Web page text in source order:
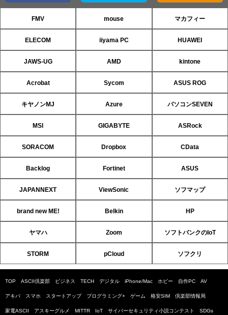
FMV mouse マカフィー
ELECOM iiyama PC HUAWEI
JAWS-UG AMD kintone
Acrobat Sycom ASUS ROG
キヤノンMJ Azure パソコンSEVEN
MSI GIGABYTE ASRock
SORACOM Dropbox CData
Backlog Fortinet ASUS
JAPANNEXT ViewSonic ソフマップ
brand new ME! Belkin HP
ヤマハ Zoom ソフトバンクのIoT
STORM pCloud ソフクリ
TOP ASCII倶楽部 ビジネス TECH デジタル iPhone/Mac ホビー 自作PC AV
アキバ スマホ スタートアップ プログラミング+ ゲーム 格安SIM 倶楽部情報局
家電ASCII アスキーグルメ MITTR IoT サイバーセキュリティ小説コンテスト SDGs